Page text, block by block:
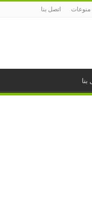
منوعات اتصل بنا
بنا